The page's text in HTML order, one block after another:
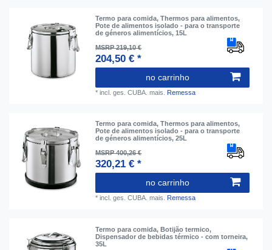
Termo para comida, Thermos para alimentos,
Pote de alimentos isolado - para o transporte
de géneros alimentícios, 15L
MSRP 219,10 €
204,50 € *
no carrinho
*incl. ges. CUBA. mais. Remessa
Termo para comida, Thermos para alimentos,
Pote de alimentos isolado - para o transporte
de géneros alimentícios, 25L
MSRP 400,26 €
320,21 € *
no carrinho
*incl. ges. CUBA. mais. Remessa
Termo para comida, Botijão termico,
Dispensador de bebidas térmico - com torneira,
35L